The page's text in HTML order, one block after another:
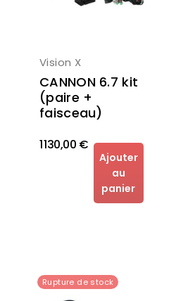
Vision X
CANNON 6.7 kit
(paire +
faisceau)
1 130,00 €
Ajouter
au
panier
Rupture de stock